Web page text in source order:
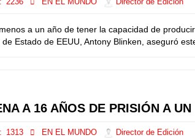
2236 EN EL MUNDO Director de Edición
a un año de tener la capacidad de
Estado de EEUU, Antony Blinken, aseguró
A 16 AÑOS DE PRISIÓN A
1313 EN EL MUNDO Director de Edición